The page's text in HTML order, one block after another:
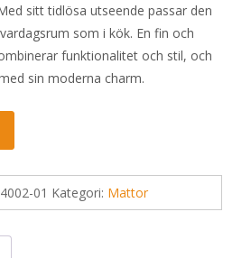
sitt tidlösa utseende passar den
som i kök. En fin och
funktionalitet och stil, och
sin moderna charm.
01 Kategori: Mattor